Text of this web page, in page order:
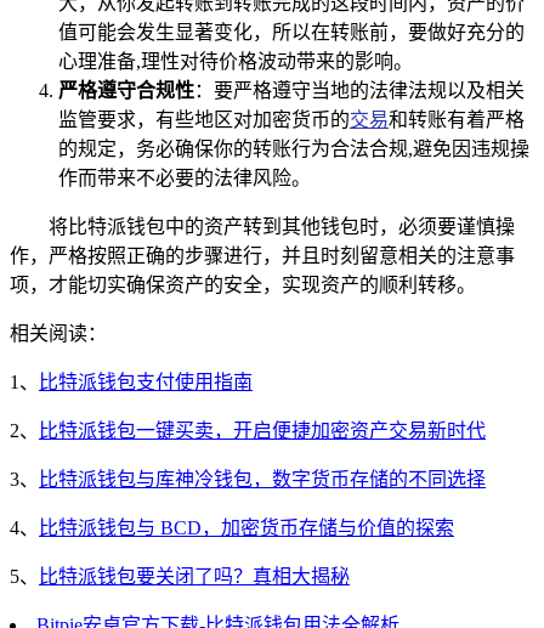
值可能会发生显著变化，所以在转账前，要做好充分的
心理准备,理性对待价格波动带来的影响。
严格遵守合规性：要严格遵守当地的法律法规以及相关
监管要求，有些地区对加密货币的交易和转账有着严格
的规定，务必确保你的转账行为合法合规,避免因违规操
作而带来不必要的法律风险。
将比特派钱包中的资产转到其他钱包时，必须要谨慎操
作，严格按照正确的步骤进行，并且时刻留意相关的注意事
项，才能切实确保资产的安全，实现资产的顺利转移。
相关阅读：
1、 比特派钱包支付使用指南
2、 比特派钱包一键买卖，开启便捷加密资产交易新时代
3、 比特派钱包与库神冷钱包，数字货币存储的不同选择
4、 比特派钱包与 BCD，加密货币存储与价值的探索
5、 比特派钱包要关闭了吗？真相大揭秘